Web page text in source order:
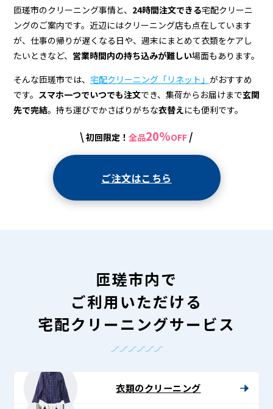
＆
宅
配
ク
リ
ー
匝瑳市のクリーニング事情と、 24時間注文できる宅配クリーニ
ングのご案内です。近辺にはクリーニング店も点在しています
が、仕事の帰りが遅くなる日や、週末にまとめて衣類をケアし
たいときなど、 営業時間内の持ち込みが難しい場面もあります。
そんな匝瑳市では、 宅配クリーニング「リネット」 がおすすめ
です。 スマホ一つでいつでも注文でき、集荷からお届けまで玄関
先で完結。持ち運びでかさばりがちな衣替えにも便利です。
\ 初回限定！ 全品20%OFF /
ご注文はこちら
匝瑳市内で
ご利用いただける
宅配クリーニングサービス
衣類のクリーニング